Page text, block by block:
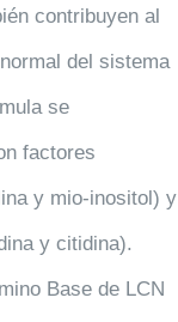
contribuyen al
del sistema
se
factores
y mio-inositol) y
y citidina).
Base de LCN